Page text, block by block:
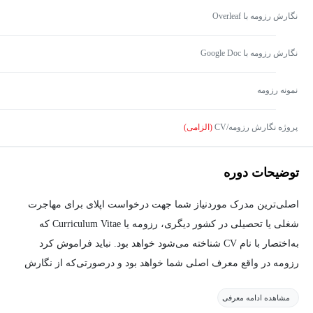
نگارش رزومه با Overleaf
نگارش رزومه با Google Doc
نمونه رزومه
پروژه نگارش رزومه/CV (الزامی)
توضیحات دوره
اصلی‌ترین مدرک موردنیاز شما جهت درخواست اپلای برای مهاجرت
شغلی یا تحصیلی در کشور دیگری، رزومه یا Curriculum Vitae که
به‌اختصار با نام CV شناخته می‌شود خواهد بود. نباید فراموش کرد
رزومه در واقع معرف اصلی شما خواهد بود و درصورتی‌که از نگارش
شما دردوره آموزش نگارش نوشتن برای مهاجرت تحصیلی
مشاهده ادامه معرفی